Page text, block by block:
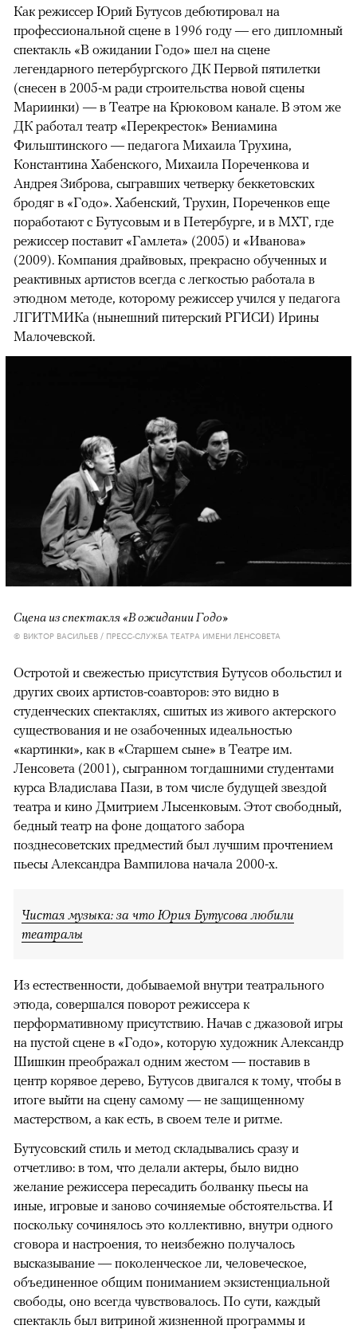
Как режиссер Юрий Бутусов дебютировал на
профессиональной сцене в 1996 году — его дипломный
спектакль «В ожидании Годо» шел на сцене
легендарного петербургского ДК Первой пятилетки
(снесен в 2005-м ради строительства новой сцены
Мариинки) — в Театре на Крюковом канале. В этом же
ДК работал театр «Перекресток» Вениамина
Фильштинского — педагога Михаила Трухина,
Константина Хабенского, Михаила Пореченкова и
Андрея Зиброва, сыгравших четверку беккетовских
бродяг в «Годо». Хабенский, Трухин, Пореченков еще
поработают с Бутусовым и в Петербурге, и в МХТ, где
режиссер поставит «Гамлета» (2005) и «Иванова»
(2009). Компания драйвовых, прекрасно обученных и
реактивных артистов всегда с легкостью работала в
этюдном методе, которому режиссер учился у педагога
ЛГИТМИКа (нынешний питерский РГИСИ) Ирины
Малочевской.
Сцена из спектакля «В ожидании Годо»
© ВИКТОР ВАСИЛЬЕВ / ПРЕСС-СЛУЖБА ТЕАТРА ИМЕНИ ЛЕНСОВЕТА
Остротой и свежестью присутствия Бутусов обольстил и
других своих артистов-соавторов: это видно в
студенческих спектаклях, сшитых из живого актерского
существования и не озабоченных идеальностью
«картинки», как в «Старшем сыне» в Театре им.
Ленсовета (2001), сыгранном тогдашними студентами
курса Владислава Пази, в том числе будущей звездой
театра и кино Дмитрием Лысенковым. Этот свободный,
бедный театр на фоне дощатого забора
позднесоветских предместий был лучшим прочтением
пьесы Александра Вампилова начала 2000-х.
Чистая музыка: за что Юрия Бутусова любили
театралы
Из естественности, добываемой внутри театрального
этюда, совершался поворот режиссера к
перформативному присутствию. Начав с джазовой игры
на пустой сцене в «Годо», которую художник Александр
Шишкин преображал одним жестом — поставив в
центр корявое дерево, Бутусов двигался к тому, чтобы в
итоге выйти на сцену самому — не защищенному
мастерством, а как есть, в своем теле и ритме.
Бутусовский стиль и метод складывались сразу и
отчетливо: в том, что делали актеры, было видно
желание режиссера пересадить болванку пьесы на
иные, игровые и заново сочиняемые обстоятельства. И
поскольку сочинялось это коллективно, внутри одного
сговора и настроения, то неизбежно получалось
высказывание — поколенческое ли, человеческое,
объединенное общим пониманием экзистенциальной
свободы, оно всегда чувствовалось. По сути, каждый
спектакль был витриной жизненной программы и